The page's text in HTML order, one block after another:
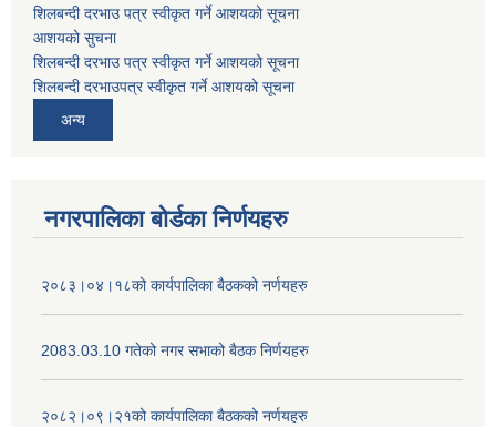
शिलबन्दी दरभाउ पत्र स्वीकृत गर्ने आशयको सूचना
आशयको सुचना
शिलबन्दी दरभाउ पत्र स्वीकृत गर्ने आशयको सूचना
शिलबन्दी दरभाउपत्र स्वीकृत गर्ने आशयको सूचना
अन्य
नगरपालिका बोर्डका निर्णयहरु
२०८३।०४।१८को कार्यपालिका बैठकको नर्णयहरु
2083.03.10 गतेको नगर सभाको बैठक निर्णयहरु
२०८२।०९।२१को कार्यपालिका बैठकको नर्णयहरु